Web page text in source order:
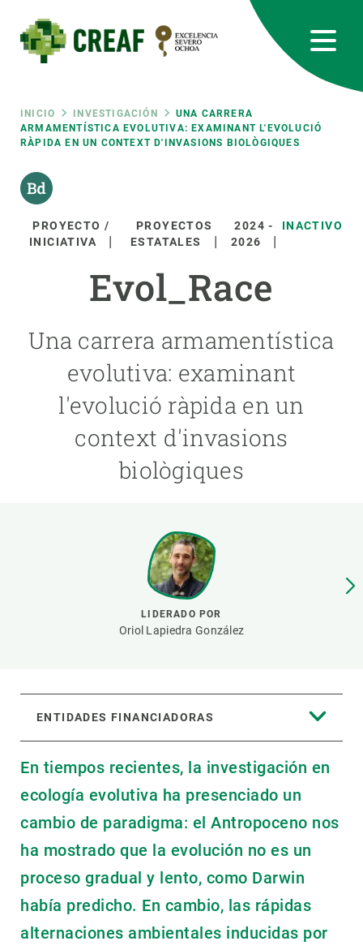
contenido
principal
Ruta
de
navegación
INICIO INVESTIGACIÓN
UNA CARRERA
ARMAMENTÍSTICA EVOLUTIVA: EXAMINANT L'EVOLUCIÓ
RÀPIDA EN UN CONTEXT D'INVASIONS BIOLÒGIQUES
PROYECTO /
INICIATIVA
PROYECTOS
ESTATALES
2024 -
2026
INACTIVO
Evol_Race
Una carrera armamentística
evolutiva: examinant
l'evolució ràpida en un
context d'invasions
biològiques
LIDERADO POR
Oriol Lapiedra González
ENTIDADES FINANCIADORAS
En tiempos recientes, la investigación en
ecología evolutiva ha presenciado un
cambio de paradigma: el Antropoceno nos
ha mostrado que la evolución no es un
proceso gradual y lento, como Darwin
había predicho. En cambio, las rápidas
alternaciones ambientales inducidas por
RRSS
Featured
responsive
Responsive
menu
SOBRE NOSOTROS
INVESTIGACIÓN
ÚNETE A NOSOTROS
PARTICIPA
NOTICIAS Y AGENDA